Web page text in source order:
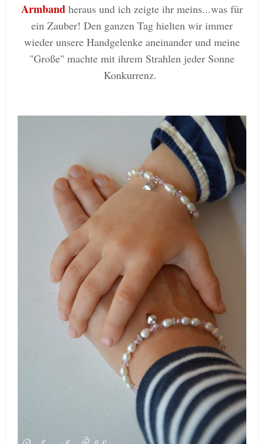
Armband heraus und ich zeigte ihr meins...was für
ein Zauber! Den ganzen Tag hielten wir immer
wieder unsere Handgelenke aneinander und meine
"Große" machte mit ihrem Strahlen jeder Sonne
Konkurrenz.